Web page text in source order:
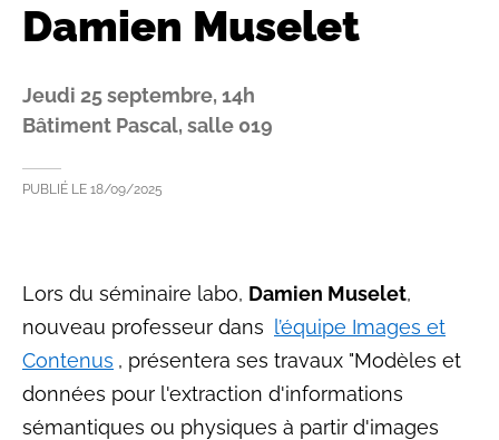
Damien Muselet
Jeudi 25 septembre, 14h
Bâtiment Pascal, salle 019
PUBLIÉ LE 18/09/2025
Lors du séminaire labo, Damien Muselet,
nouveau professeur dans l’équipe Images et
Contenus , présentera ses travaux "Modèles et
données pour l'extraction d'informations
sémantiques ou physiques à partir d'images